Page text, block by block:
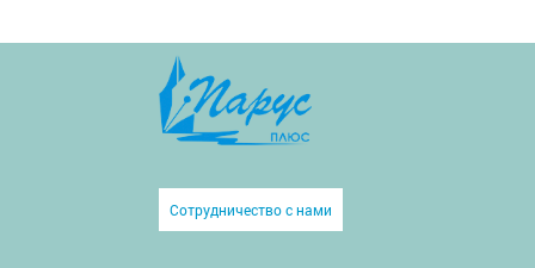
Сотрудничество с нами